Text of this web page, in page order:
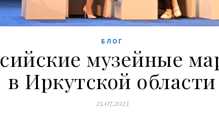
БЛОГ
музейные
в Иркутской области
25.07.2023